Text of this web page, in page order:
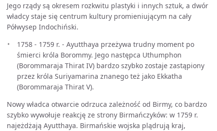
Jego rządy są okresem rozkwitu plastyki i innych sztuk, a dwór
władcy staje się centrum kultury promieniującym na cały
Półwysep Indochiński.
1758 - 1759 r. - Ayutthaya przeżywa trudny moment po
śmierci króla Borommy. Jego następca Uthumphon
(Borommaraja Thirat IV) bardzo szybko zostaje zastąpiony
przez króla Suriyamarina znanego też jako Ekkatha
(Borommaraja Thirat V).
Nowy władca otwarcie odrzuca zależność od Birmy, co bardzo
szybko wywołuje reakcję ze strony Birmańczyków: w 1759 r.
najeżdżają Ayutthaya. Birmańskie wojska plądrują kraj,